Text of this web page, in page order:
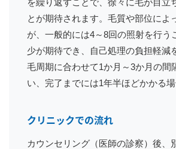
を繰り返すことで、徐々に毛が目立
とが期待されます。毛質や部位によ
が、一般的には4～8回の照射を行う
少が期待でき、自己処理の負担軽減
毛周期に合わせて1か月～3か月の間
い、完了までには1年半ほどかかる場
クリニックでの流れ
カウンセリング（医師の診察）後、